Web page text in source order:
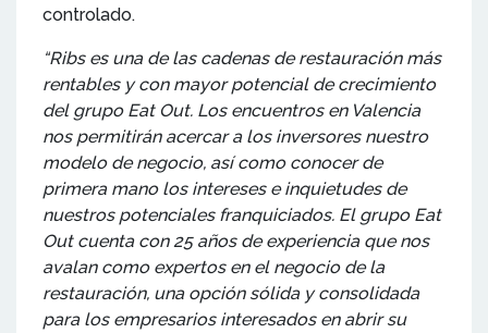
controlado.
“Ribs es una de las cadenas de restauración más
rentables y con mayor potencial de crecimiento
del grupo Eat Out. Los encuentros en Valencia
nos permitirán acercar a los inversores nuestro
modelo de negocio, así como conocer de
primera mano los intereses e inquietudes de
nuestros potenciales franquiciados. El grupo Eat
Out cuenta con 25 años de experiencia que nos
avalan como expertos en el negocio de la
restauración, una opción sólida y consolidada
para los empresarios interesados en abrir su